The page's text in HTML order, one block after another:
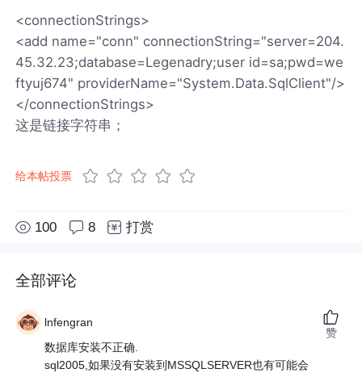
<connectionStrings>
<add name="conn" connectionString="server=204.
45.32.23;database=Legenadry;user id=sa;pwd=we
ftyuj674" providerName="System.Data.SqlClient"/>
</connectionStrings>
这是链接字符串；
给本帖投票
100 8 打赏
全部评论
lnfengran
数据库安装不正确.
sql2005,如果没有安装到MSSQLSERVER也有可能会
赞